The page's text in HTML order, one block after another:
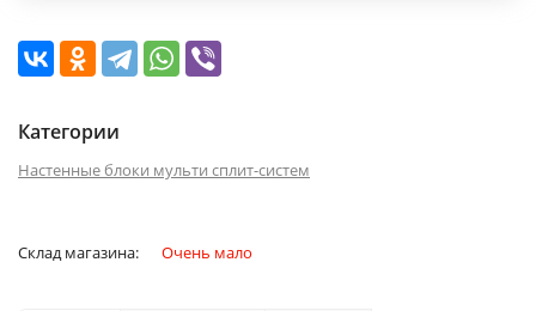
Категории
Настенные блоки мульти сплит-систем
Склад магазина: Очень мало